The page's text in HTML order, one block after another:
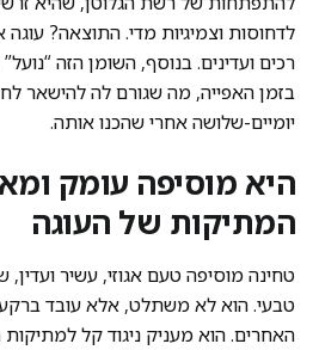
לדחוסות וצמיגיות מדי. התוצאה? עוגה
רכים ועדינים. בנוסף, השומן הזה
בזמן האפייה, מה שגורם לה להישאר
יומיים-שלושה אחרי שהכנו אותה.
היא מוסיפה עומק
המתיקות של העוגה
טחינה מוסיפה טעם אגוזי, עשיר
טבעי. הוא לא משתלט, אלא עובד
האחרים. הוא מעניק ניגוד קל